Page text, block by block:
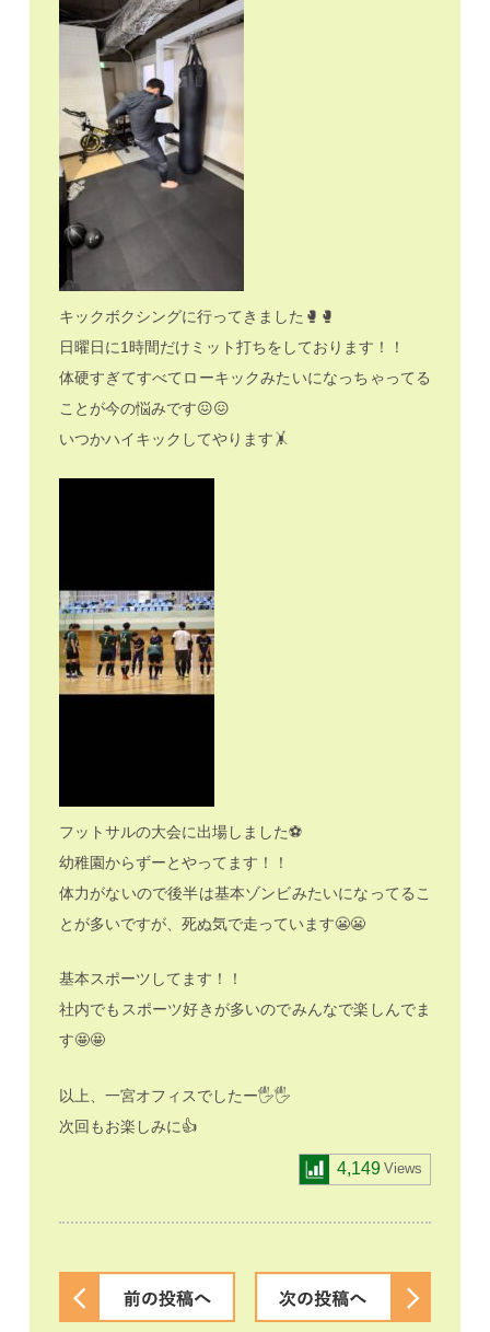
キックボクシングに行ってきました🥊🥊
日曜日に1時間だけミット打ちをしております！！
体硬すぎてすべてローキックみたいになっちゃってる
ことが今の悩みです😖😖
いつかハイキックしてやります🤸
フットサルの大会に出場しました⚽️
幼稚園からずーとやってます！！
体力がないので後半は基本ゾンビみたいになってるこ
とが多いですが、死ぬ気で走っています😬😬
基本スポーツしてます！！
社内でもスポーツ好きが多いのでみんなで楽しんでま
す🤩🤩
以上、一宮オフィスでしたー🖐️🖐️
次回もお楽しみに👍
4,149 Views